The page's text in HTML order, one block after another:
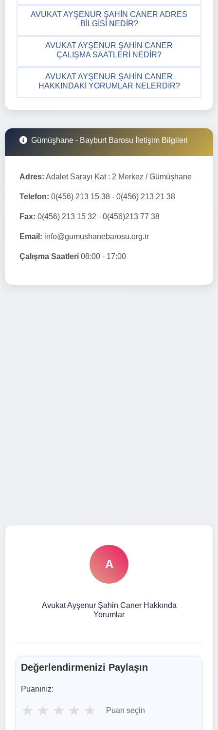
AVUKAT AYŞENUR ŞAHIN CANER ADRES
BILGISI NEDIR?
AVUKAT AYŞENUR ŞAHIN CANER
ÇALIŞMA SAATLERI NEDIR?
AVUKAT AYŞENUR ŞAHIN CANER
HAKKINDAKI YORUMLAR NELERDIR?
Gümüşhane - Bayburt Barosu İletişim Bilgileri
Adres: Adalet Sarayı Kat : 2 Merkez / Gümüşhane
Telefon: 0(456) 213 15 38 - 0(456) 213 21 38
Fax: 0(456) 213 15 32 - 0(456)213 77 38
Email: info@gumushanebarosu.org.tr
Çalışma Saatleri 08:00 - 17:00
A
Avukat Ayşenur Şahin Caner Hakkında
Yorumlar
Değerlendirmenizi Paylaşın
Puanınız:
★ ★ ★ ★ ★ Puan seçin